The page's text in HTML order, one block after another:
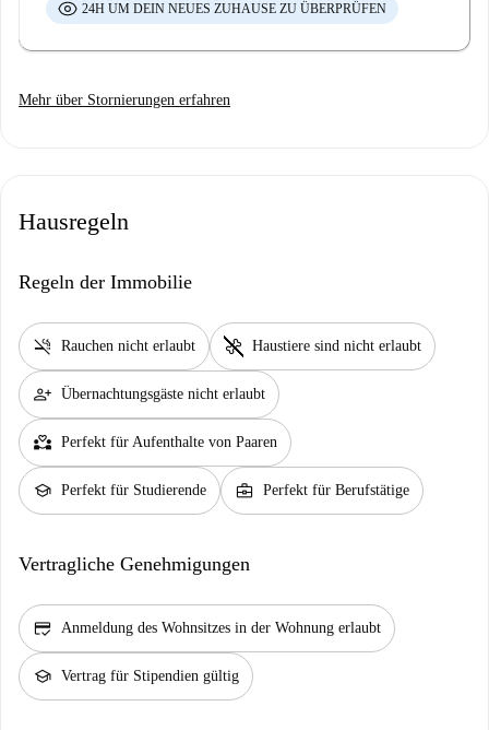
24H UM DEIN NEUES ZUHAUSE ZU ÜBERPRÜFEN
Mehr über Stornierungen erfahren
Hausregeln
Regeln der Immobilie
smoke_free Rauchen nicht erlaubt pet_supplies Haustiere sind nicht erlaubt
person_add Übernachtungsgäste nicht erlaubt
partner_heart Perfekt für Aufenthalte von Paaren
school Perfekt für Studierende business_center Perfekt für Berufstätige
Vertragliche Genehmigungen
credit_score Anmeldung des Wohnsitzes in der Wohnung erlaubt
school Vertrag für Stipendien gültig